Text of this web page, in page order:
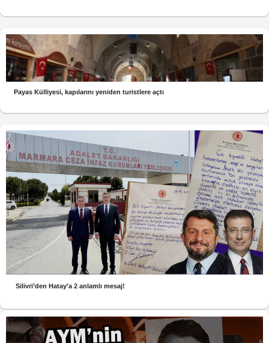
Payas Külliyesi, kapılarını yeniden turistlere açtı
Silivri’den Hatay’a 2 anlamlı mesaj!